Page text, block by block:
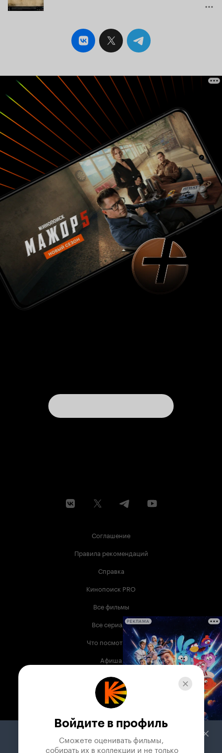
Соглашение
Правила рекомендаций
Справка
Кинопоиск PRO
Все фильмы
Все сериалы
Что посмотреть
Афиша
Музыка
Телепрограмма
Служба поддержки
РЕКЛАМА
Войдите в профиль
Сможете оценивать фильмы,
собирать их в коллекции и не только